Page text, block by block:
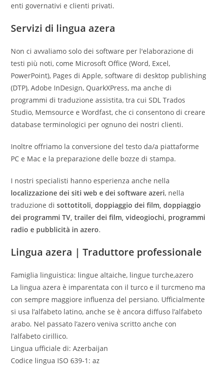
enti governativi e clienti privati.
Servizi di lingua azera
Non ci avvaliamo solo dei software per l'elaborazione di
testi più noti, come Microsoft Office (Word, Excel,
PowerPoint), Pages di Apple, software di desktop publishing
(DTP), Adobe InDesign, QuarkXPress, ma anche di
programmi di traduzione assistita, tra cui SDL Trados
Studio, Memsource e Wordfast, che ci consentono di creare
database terminologici per ognuno dei nostri clienti.
Inoltre offriamo la conversione del testo da/a piattaforme
PC e Mac e la preparazione delle bozze di stampa.
I nostri specialisti hanno esperienza anche nella
localizzazione dei siti web e dei software azeri, nella
traduzione disottotitoli, doppiaggio dei film, doppiaggio
dei programmi TV, trailer dei film, videogiochi, programmi
radio e pubblicità in azero.
Lingua azera | Traduttore professionale
Famiglia linguistica: lingue altaiche, lingue turche,azero
La lingua azera è imparentata con il turco e il turcmeno ma
con sempre maggiore influenza del persiano. Ufficialmente
si usa l’alfabeto latino, anche se è ancora diffuso l’alfabeto
arabo. Nel passato l’azero veniva scritto anche con
l’alfabeto cirillico.
Lingua ufficiale di: Azerbaijan
Codice lingua ISO 639-1: az